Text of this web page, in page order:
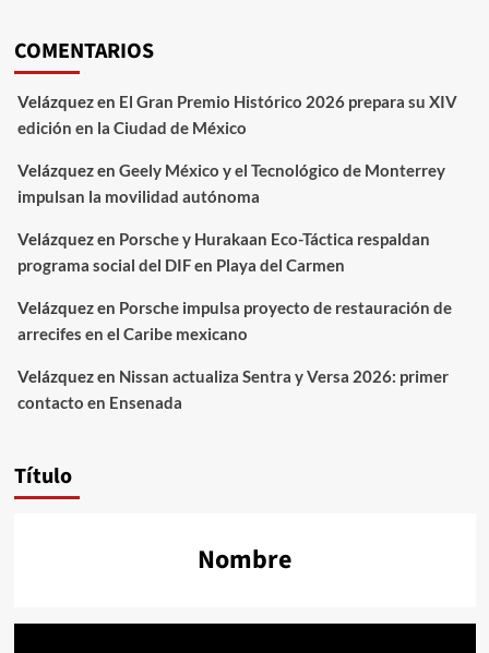
COMENTARIOS
Velázquezen El Gran Premio Histórico 2026 prepara su XIV
edición en la Ciudad de México
Velázquezen Geely México y el Tecnológico de Monterrey
impulsan la movilidad autónoma
Velázquezen Porsche y Hurakaan Eco-Táctica respaldan
programa social del DIF en Playa del Carmen
Velázquezen Porsche impulsa proyecto de restauración de
arrecifes en el Caribe mexicano
Velázquezen Nissan actualiza Sentra y Versa 2026: primer
contacto en Ensenada
Título
Nombre